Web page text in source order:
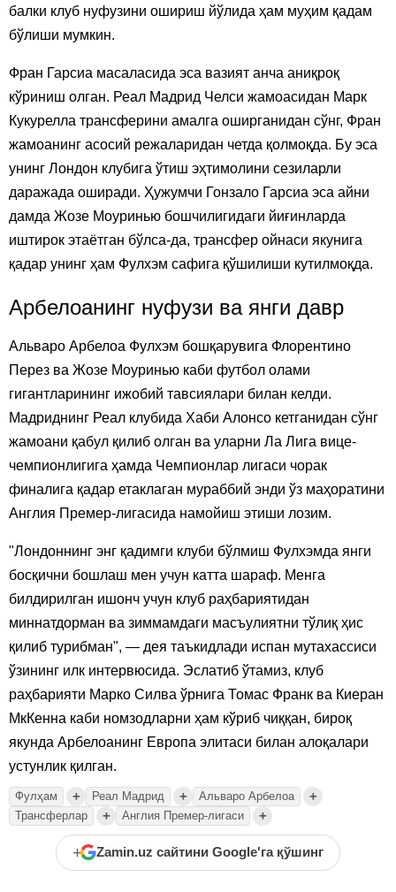
балки клуб нуфузини ошириш йўлида ҳам муҳим қадам
бўлиши мумкин.
Фран Гарсиа масаласида эса вазият анча аниқроқ
кўриниш олган. Реал Мадрид Челси жамоасидан Марк
Кукурелла трансферини амалга оширганидан сўнг, Фран
жамоанинг асосий режаларидан четда қолмоқда. Бу эса
унинг Лондон клубига ўтиш эҳтимолини сезиларли
даражада оширади. Ҳужумчи Гонзало Гарсиа эса айни
дамда Жозе Моуринью бошчилигидаги йиғинларда
иштирок этаётган бўлса-да, трансфер ойнаси якунига
қадар унинг ҳам Фулхэм сафига қўшилиши кутилмоқда.
Арбелоанинг нуфузи ва янги давр
Альваро Арбелоа Фулхэм бошқарувига Флорентино
Перез ва Жозе Моуринью каби футбол олами
гигантларининг ижобий тавсиялари билан келди.
Мадриднинг Реал клубида Хаби Алонсо кетганидан сўнг
жамоани қабул қилиб олган ва уларни Ла Лига вице-
чемпионлигига ҳамда Чемпионлар лигаси чорак
финалига қадар етаклаган мураббий энди ўз маҳоратини
Англия Премер-лигасида намойиш этиши лозим.
"Лондоннинг энг қадимги клуби бўлмиш Фулхэмда янги
босқични бошлаш мен учун катта шараф. Менга
билдирилган ишонч учун клуб раҳбариятидан
миннатдорман ва зиммамдаги масъулиятни тўлиқ ҳис
қилиб турибман", — дея таъкидлади испан мутахассиси
ўзининг илк интервюсида. Эслатиб ўтамиз, клуб
раҳбарияти Марко Силва ўрнига Томас Франк ва Киеран
МкКенна каби номзодларни ҳам кўриб чиққан, бироқ
якунда Арбелоанинг Европа элитаси билан алоқалари
устунлик қилган.
Фулҳам + Реал Мадрид + Альваро Арбелоа +
Трансферлар + Англия Премер-лигаси +
+ Zamin.uz сайтини Google'га қўшинг